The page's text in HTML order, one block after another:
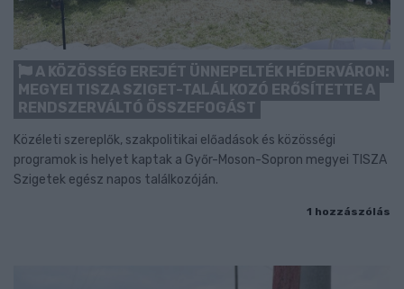
A KÖZÖSSÉG EREJÉT ÜNNEPELTÉK HÉDERVÁRON:
MEGYEI TISZA SZIGET-TALÁLKOZÓ ERŐSÍTETTE A
RENDSZERVÁLTÓ ÖSSZEFOGÁST
Közéleti szereplők, szakpolitikai előadások és közösségi
programok is helyet kaptak a Győr-Moson-Sopron megyei TISZA
Szigetek egész napos találkozóján.
1 hozzászólás